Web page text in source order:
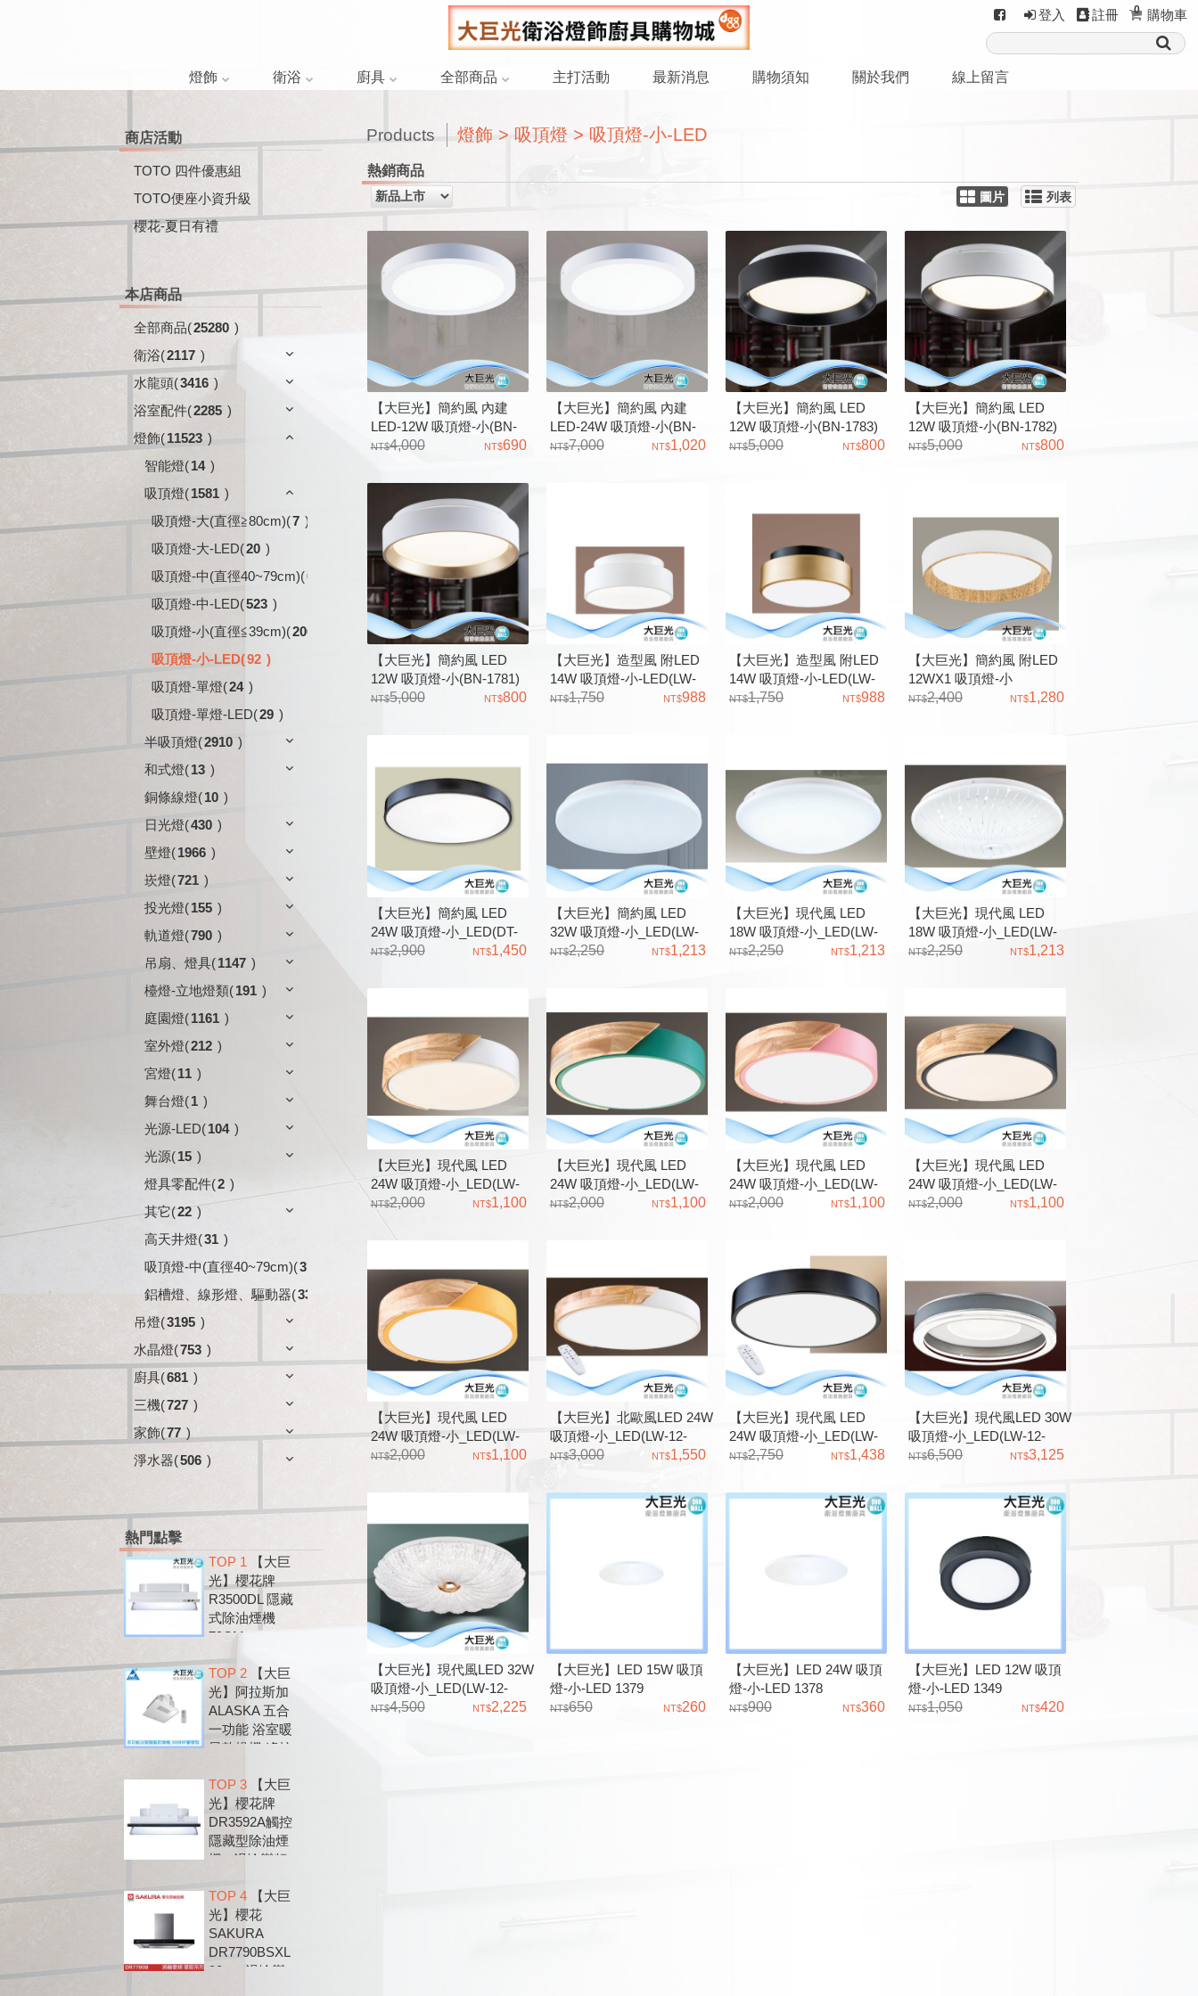
登入 註冊 0 購物車
燈飾 衛浴 廚具 全部商品 主打活動 最新消息 購物須知 關於我們 線上留言
商店活動
TOTO 四件優惠組
TOTO便座小資升級
櫻花-夏日有禮
本店商品
全部商品(25280 )
衛浴(2117 )
水龍頭(3416 )
浴室配件(2285 )
燈飾(11523 )
智能燈(14 )
吸頂燈(1581 )
吸頂燈-大(直徑≧80cm)(7 )
吸頂燈-大-LED(20 )
吸頂燈-中(直徑40~79cm)(678
吸頂燈-中-LED(523 )
吸頂燈-小(直徑≦39cm)(206
吸頂燈-小-LED(92 )
吸頂燈-單燈(24 )
吸頂燈-單燈-LED(29 )
半吸頂燈(2910 )
和式燈(13 )
銅條線燈(10 )
日光燈(430 )
壁燈(1966 )
崁燈(721 )
投光燈(155 )
軌道燈(790 )
吊扇、燈具(1147 )
檯燈-立地燈類(191 )
庭園燈(1161 )
室外燈(212 )
宮燈(11 )
舞台燈(1 )
光源-LED(104 )
光源(15 )
燈具零配件(2 )
其它(22 )
高天井燈(31 )
吸頂燈-中(直徑40~79cm)(3
鋁槽燈、線形燈、驅動器(33
吊燈(3195 )
水晶燈(753 )
廚具(681 )
三機(727 )
家飾(77 )
淨水器(506 )
熱門點擊
TOP 1
【大巨
光】櫻花牌
R3500DL 隱藏
式除油煙機
79CM
TOP 2【大巨
光】阿拉斯加
ALASKA 五合
一功能 浴室暖
風乾燥機 遙控
TOP 3【大巨
光】櫻花牌
DR3592A觸控
隱藏型除油煙
機 - 渦輪變頻
TOP 4【大巨
光】櫻花
SAKURA
DR7790BSXL
90cm 渦輪變
Products 燈飾 > 吸頂燈 > 吸頂燈-小-LED
熱銷商品
圖片 列表
【大巨光】簡約風 內建
LED-12W 吸頂燈-小(BN-
1795/1796/1797) 羅茲 白光
4,000 690
【大巨光】簡約風 內建
LED-24W 吸頂燈-小(BN-
1793/1794) 羅茲 白光 黃光
7,000 1,020
【大巨光】簡約風 LED
12W 吸頂燈-小(BN-1783)
金屬、壓克力
5,000 800
【大巨光】簡約風 LED
12W 吸頂燈-小(BN-1782)
金屬、壓克力
5,000 800
【大巨光】簡約風 LED
12W 吸頂燈-小(BN-1781)
金屬、壓克力
5,000 800
【大巨光】造型風 附LED
14W 吸頂燈-小-LED(LW-
12-4052)金屬 壓克力 三色
1,750 988
【大巨光】造型風 附LED
14W 吸頂燈-小-LED(LW-
12-4051)金屬 壓克力 三色
1,750 988
【大巨光】簡約風 附LED
12WX1 吸頂燈-小
_LED(LW-12-3854)三色變
2,400 1,280
【大巨光】簡約風 LED
24W 吸頂燈-小_LED(DT-
6911)三色變光 金屬烤漆 壓
2,900 1,450
【大巨光】簡約風 LED
32W 吸頂燈-小_LED(LW-
12-3015) 全電壓 金屬
2,250 1,213
【大巨光】現代風 LED
18W 吸頂燈-小_LED(LW-
12-2518)
2,250 1,213
【大巨光】現代風 LED
18W 吸頂燈-小_LED(LW-
12-2516)
2,250 1,213
【大巨光】現代風 LED
24W 吸頂燈-小_LED(LW-
12-2515)D3943 三色變光
金屬烤漆 實木 導光板
2,000 1,100
【大巨光】現代風 LED
24W 吸頂燈-小_LED(LW-
12-2514)D3941 三色變光
2,000 1,100
【大巨光】現代風 LED
24W 吸頂燈-小_LED(LW-
12-2513)D3942 三色變光
2,000 1,100
【大巨光】現代風 LED
24W 吸頂燈-小_LED(LW-
12-2512)D3945 三色變光
2,000 1,100
【大巨光】現代風 LED
24W 吸頂燈-小_LED(LW-
12-2511)D3944 三色變光 金
2,000 1,100
【大巨光】北歐風LED 24W
吸頂燈-小_LED(LW-12-
246C)三色變光 可壁切 原木
3,000 1,550
【大巨光】現代風 LED
24W 吸頂燈-小_LED(LW-
12-2466)三色變光 金屬烤漆
2,750 1,438
【大巨光】現代風LED 30W
吸頂燈-小_LED(LW-12-
2364) 三色變光 全電壓 金
6,500 3,125
【大巨光】現代風LED 32W
吸頂燈-小_LED(LW-12-
2352)4,500 2,225
【大巨光】LED 15W 吸頂
燈-小-LED 1379
650
260
【大巨光】LED 24W 吸頂
燈-小-LED 1378
900
360
【大巨光】LED 12W 吸頂
燈-小-LED 1349
1,050
420